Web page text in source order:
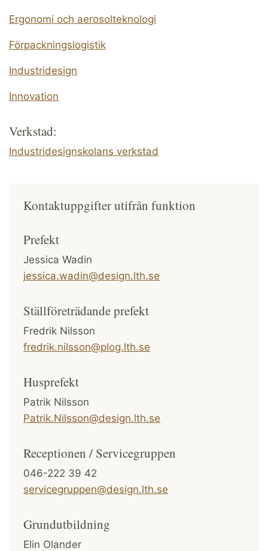
Ergonomi och aerosolteknologi
Förpackningslogistik
Industridesign
Innovation
Verkstad:
Industridesignskolans verkstad
Kontaktuppgifter utifrån funktion
Prefekt
Jessica Wadin
jessica.wadin@design.lth.se
Ställföreträdande prefekt
Fredrik Nilsson
fredrik.nilsson@plog.lth.se
Husprefekt
Patrik Nilsson
Patrik.Nilsson@design.lth.se
Receptionen / Servicegruppen
046-222 39 42
servicegruppen@design.lth.se
Grundutbildning
Elin Olander